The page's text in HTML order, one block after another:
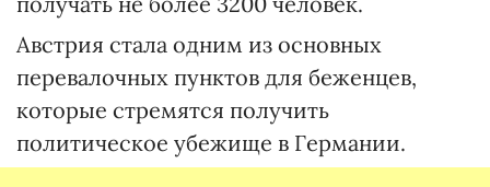
Австрия стала одним из основных
перевалочных пунктов для беженцев,
которые стремятся получить
политическое убежище в Германии.